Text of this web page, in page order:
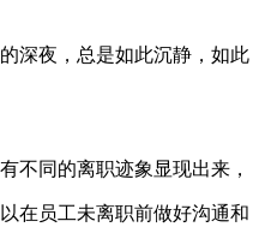
深夜，总是如此沉静，如此
不同的离职迹象显现出来，
在员工未离职前做好沟通和